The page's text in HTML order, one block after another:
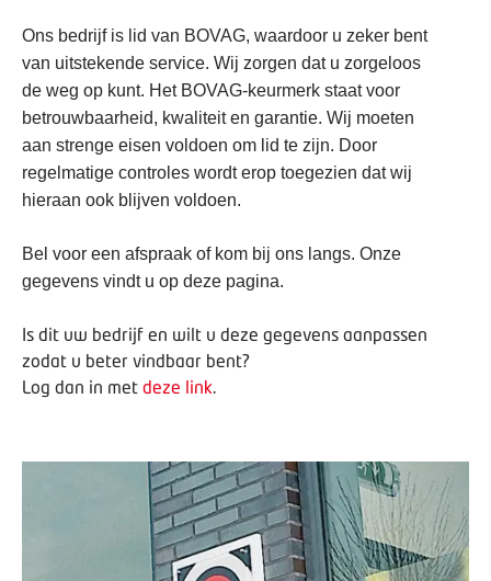
Ons bedrijf is lid van BOVAG, waardoor u zeker bent
van uitstekende service. Wij zorgen dat u zorgeloos
de weg op kunt. Het BOVAG-keurmerk staat voor
betrouwbaarheid, kwaliteit en garantie. Wij moeten
aan strenge eisen voldoen om lid te zijn. Door
regelmatige controles wordt erop toegezien dat wij
hieraan ook blijven voldoen.
Bel voor een afspraak of kom bij ons langs. Onze
gegevens vindt u op deze pagina.
Is dit uw bedrijf en wilt u deze gegevens aanpassen
zodat u beter vindbaar bent?
Log dan in met deze link.